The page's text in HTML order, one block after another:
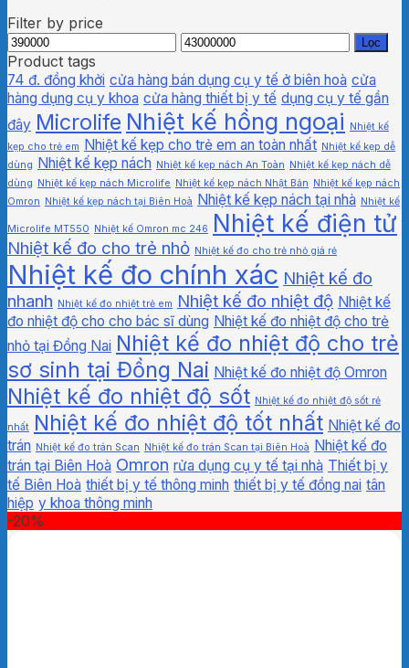
Filter by price
Giá
thấp
nhất
Giá
cao
nhất
Lọc
Product tags
74 đ. đồng khởi cửa hàng bán dụng cụ y tế ở biên hoà cửa
hàng dụng cụ y khoa cửa hàng thiết bị y tế dụng cụ y tế gần
đây Microlife Nhiệt kế hồng ngoại
Nhiệt kế
kẹp cho trẻ em Nhiệt kế kẹp cho trẻ em an toàn nhất Nhiệt kế kẹp dễ
dùng Nhiệt kế kẹp nách Nhiệt kế kẹp nách An Toàn Nhiệt kế kẹp nách dễ
dùng Nhiệt kế kẹp nách Microlife Nhiệt kế kẹp nách Nhật Bản Nhiệt kế kẹp nách
Omron Nhiệt kế kẹp nách tại Biên Hoà Nhiệt kế kẹp nách tại nhà Nhiệt kế
Microlife MT550 Nhiệt kế Omron mc 246 Nhiệt kế điện tử
Nhiệt kế đo cho trẻ nhỏ Nhiệt kế đo cho trẻ nhỏ giá rẻ
Nhiệt kế đo chính xác Nhiệt kế đo
nhanh Nhiệt kế đo nhiệt trẻ em Nhiệt kế đo nhiệt độ Nhiệt kế
đo nhiệt độ cho cho bác sĩ dùng Nhiệt kế đo nhiệt độ cho trẻ
nhỏ tại Đồng Nai Nhiệt kế đo nhiệt độ cho trẻ
sơ sinh tại Đồng Nai Nhiệt kế đo nhiệt độ Omron
Nhiệt kế đo nhiệt độ sốt Nhiệt kế đo nhiệt độ sốt rẻ
nhất Nhiệt kế đo nhiệt độ tốt nhất Nhiệt kế đo
trán Nhiệt kế đo trán Scan Nhiệt kế đo trán Scan tại Biên Hoà Nhiệt kế đo
trán tại Biên Hoà Omron rửa dụng cụ y tế tại nhà Thiết bị y
tế Biên Hoà thiết bị y tế thông minh thiết bị y tế đồng nai tân
hiệp y khoa thông minh
-20%